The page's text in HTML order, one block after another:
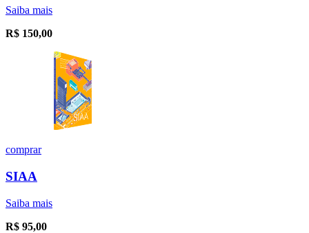
Saiba mais
R$ 150,00
comprar
SIAA
Saiba mais
R$ 95,00